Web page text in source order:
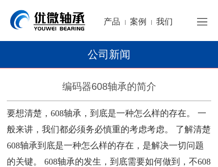
产品 | 案例 | 我们
公司新闻
编码器608轴承的简介
要想清楚，608轴承，到底是一种怎么样的存在。 一
般来讲，我们都必须务必慎重的考虑考虑。 了解清楚
608轴承到底是一种怎么样的存在，是解决一切问题
的关键。 608轴承的发生，到底需要如何做到，不608